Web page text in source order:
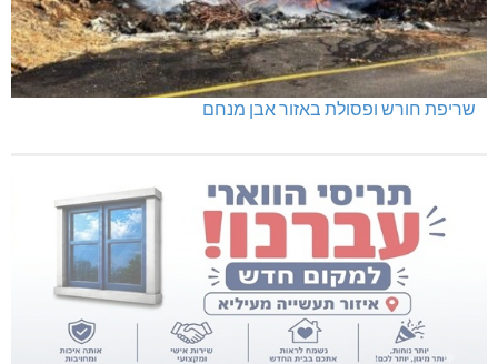
שריפת חורש ופסולת באזור אבן מנחם